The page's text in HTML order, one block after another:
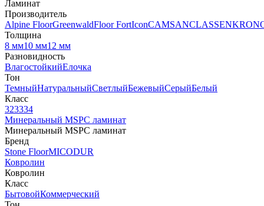
Ламинат
Производитель
Alpine FloorGreenwaldFloor FortIconCAMSANCLASSEN
Толщина
8 мм10 мм12 мм
Разновидность
ВлагостойкийЕлочка
Тон
ТемныйНатуральныйСветлыйБежевыйСерыйБелый
Класс
323334
Минеральный MSPC ламинат
Минеральный MSPC ламинат
Бренд
Stone FloorMICODUR
Ковролин
Ковролин
Класс
БытовойКоммерческий